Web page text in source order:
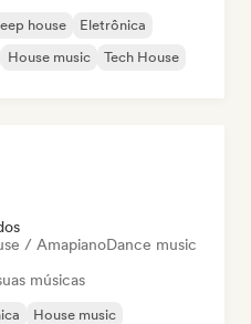
house
Eletrônica
House music Tech House
/ AmapianoDance music
músicas
House music